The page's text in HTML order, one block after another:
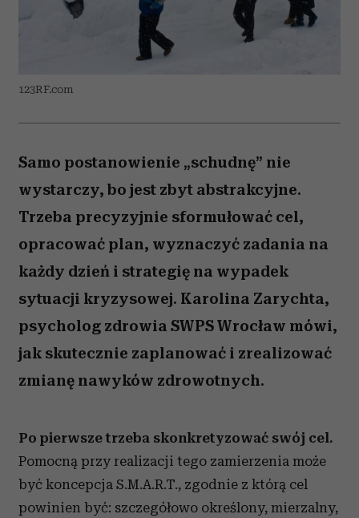
123RF.com
Samo postanowienie „schudnę” nie
wystarczy, bo jest zbyt abstrakcyjne.
Trzeba precyzyjnie sformułować cel,
opracować plan, wyznaczyć zadania na
każdy dzień i strategię na wypadek
sytuacji kryzysowej. Karolina Zarychta,
psycholog zdrowia SWPS Wrocław mówi,
jak skutecznie zaplanować i zrealizować
zmianę nawyków zdrowotnych.
Po pierwsze trzeba skonkretyzować swój cel.
Pomocną przy realizacji tego zamierzenia może
być koncepcja S.M.A.R.T., zgodnie z którą cel
powinien być: szczegółowo określony, mierzalny,